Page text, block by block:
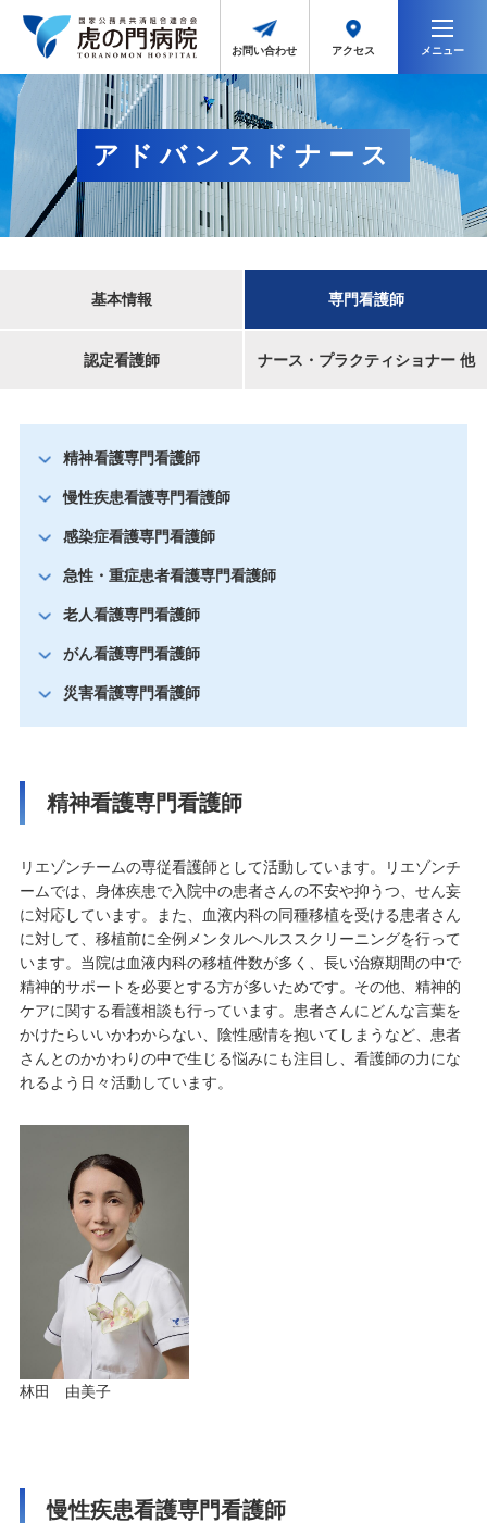
お問い合わせ アクセス メニュー
アドバンスドナース
基本情報 専門看護師
認定看護師 ナース・プラクティショナー 他
精神看護専門看護師
慢性疾患看護専門看護師
感染症看護専門看護師
急性・重症患者看護専門看護師
老人看護専門看護師
がん看護専門看護師
災害看護専門看護師
精神看護専門看護師
リエゾンチームの専従看護師として活動しています。リエゾンチ
ームでは、身体疾患で入院中の患者さんの不安や抑うつ、せん妄
に対応しています。また、血液内科の同種移植を受ける患者さん
に対して、移植前に全例メンタルヘルススクリーニングを行って
います。当院は血液内科の移植件数が多く、長い治療期間の中で
精神的サポートを必要とする方が多いためです。その他、精神的
ケアに関する看護相談も行っています。患者さんにどんな言葉を
かけたらいいかわからない、陰性感情を抱いてしまうなど、患者
さんとのかかわりの中で生じる悩みにも注目し、看護師の力にな
れるよう日々活動しています。
林田 由美子
慢性疾患看護専門看護師